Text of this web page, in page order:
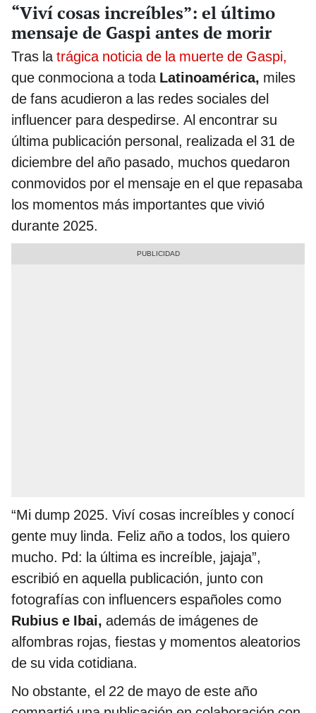
“Viví cosas increíbles”: el último
mensaje de Gaspi antes de morir
Tras latrágica noticia de la muerte de Gaspi,
que conmociona a toda Latinoamérica, miles
de fans acudieron a las redes sociales del
influencer para despedirse. Al encontrar su
última publicación personal, realizada el 31 de
diciembre del año pasado, muchos quedaron
conmovidos por el mensaje en el que repasaba
los momentos más importantes que vivió
durante 2025.
“Mi dump 2025. Viví cosas increíbles y conocí
gente muy linda. Feliz año a todos, los quiero
mucho. Pd: la última es increíble, jajaja”,
escribió en aquella publicación, junto con
fotografías con influencers españoles como
Rubius e Ibai, además de imágenes de
alfombras rojas, fiestas y momentos aleatorios
de su vida cotidiana.
No obstante, el 22 de mayo de este año